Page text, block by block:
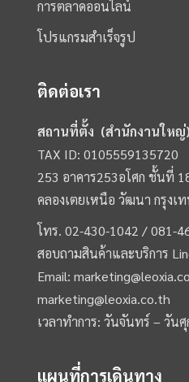
การตลาดออนไลน์
โปรแกรมสำเร็จรูป
ติดต่อเรา
สถานที่ตั้ง (สำนักงานใหญ่)
TAX ID: 0105559135720
253 อาคาร253อโศก ชั้นที่
คลองเตยเหนือ วัฒนา กรุงเ
โทร.02-430-1042 /081-
สอบถามสินค้าและบริการ
Email:
marketing@leoxia.co.th
เวลาทำการ: วันจันทร์ – วัน
แผนที่การเดินทาง